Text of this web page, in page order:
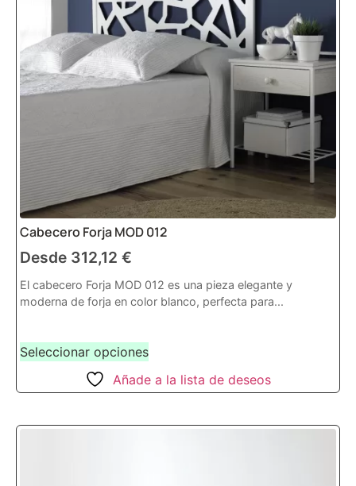
Cabecero Forja MOD 012
Desde 312,12 €
El cabecero Forja MOD 012 es una pieza elegante y
moderna de forja en color blanco, perfecta para...
Seleccionar opciones
Añade a la lista de deseos